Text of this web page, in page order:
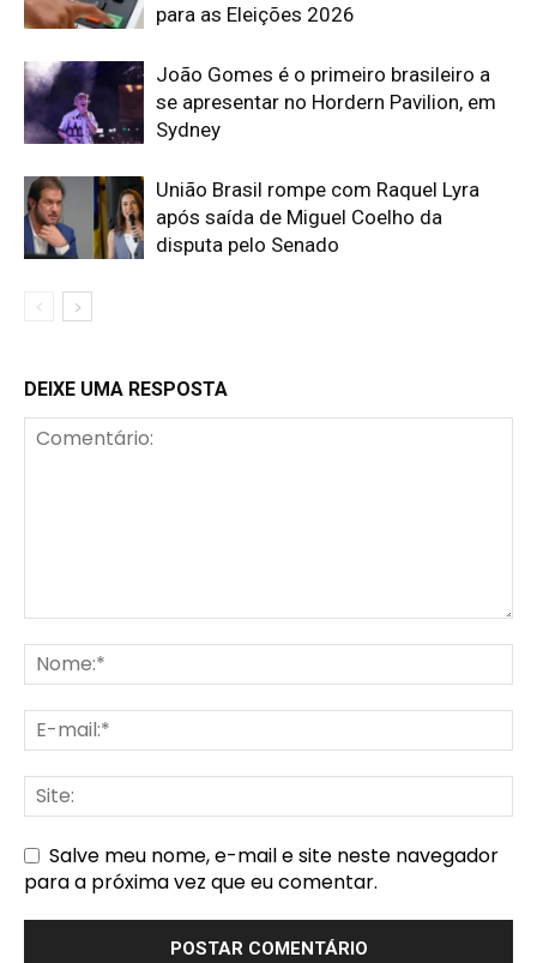
para as Eleições 2026
João Gomes é o primeiro brasileiro a
se apresentar no Hordern Pavilion, em
Sydney
União Brasil rompe com Raquel Lyra
após saída de Miguel Coelho da
disputa pelo Senado
DEIXE UMA RESPOSTA
Salve meu nome, e-mail e site neste navegador
para a próxima vez que eu comentar.